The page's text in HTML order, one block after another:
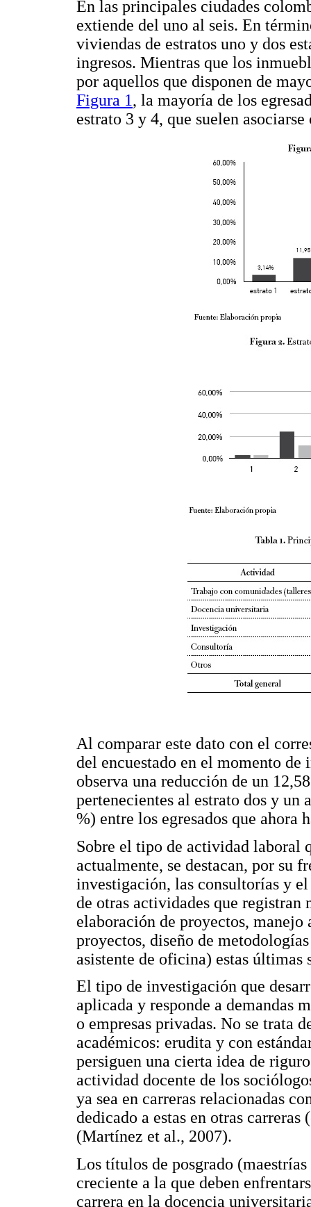
En las principales ciudades
extiende del uno al seis. En
viviendas de estratos uno y dos
ingresos. Mientras que los
por aquellos que disponen de
Figura 1, la mayoría de los
estrato 3 y 4, que suelen
Al comparar este dato con el
del encuestado en el momento de
observa una reducción de un
pertenecientes al estrato dos y un
%) entre los egresados que ahora
Sobre el tipo de actividad laboral
actualmente, se destacan, por su
investigación, las consultorías y
de otras actividades que
elaboración de proyectos,
proyectos, diseño de
asistente de oficina) estas
El tipo de investigación que
aplicada y responde a demandas
o empresas privadas. No se trata
académicos: erudita y con
persiguen una cierta idea de
actividad docente de los
ya sea en carreras relacionadas
dedicado a estas en otras
(Martínez et al., 2007).
Los títulos de posgrado
creciente a la que deben
carrera en la docencia